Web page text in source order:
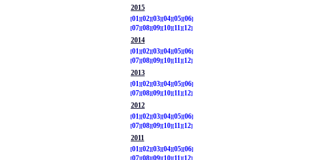
2015
01
02 03 04 05 06
07 08 09 10 11
12
2014
01
02 03 04 05 06
07 08 09 10 11
12
2013
01
02 03 04 05 06
07 08 09 10 11
12
2012
01
02 03 04 05 06
07 08 09 10 11
12
2011
01
02 03 04 05 06
07 08 09 10 11
12